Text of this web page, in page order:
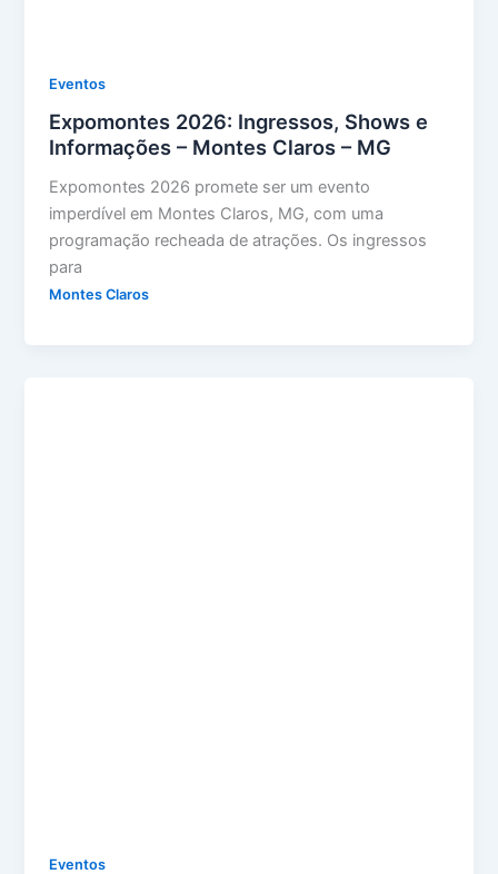
Eventos
Expomontes 2026: Ingressos, Shows e
Informações – Montes Claros – MG
Expomontes 2026 promete ser um evento
imperdível em Montes Claros, MG, com uma
programação recheada de atrações. Os ingressos
para
Montes Claros
Eventos